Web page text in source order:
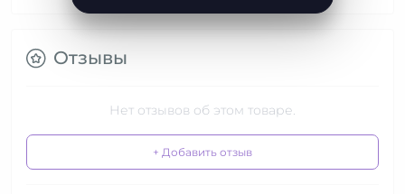
Отзывы
Нет отзывов об этом товаре.
+ Добавить отзыв